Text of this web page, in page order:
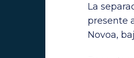
La
presente
Novoa,